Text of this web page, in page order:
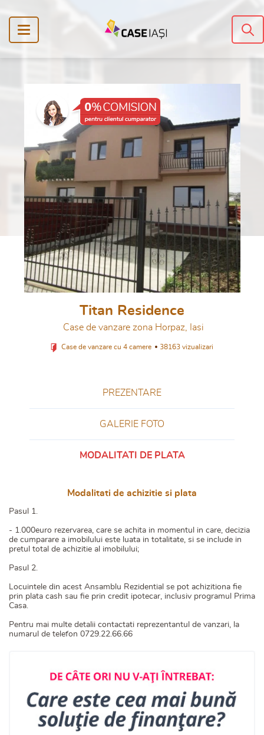
Titan Residence
Case de vanzare zona Horpaz, Iasi
Case de vanzare cu 4 camere 38163 vizualizari
PREZENTARE
GALERIE FOTO
MODALITATI DE PLATA
Modalitati de achizitie si plata
Pasul 1.
- 1.000euro rezervarea, care se achita in momentul in care, decizia
de cumparare a imobilului este luata in totalitate, si se include in
pretul total de achizitie al imobilului;
Pasul 2.
Locuintele din acest Ansamblu Rezidential se pot achizitiona fie
prin plata cash sau fie prin credit ipotecar, inclusiv programul Prima
Casa.
Pentru mai multe detalii contactati reprezentantul de vanzari, la
numarul de telefon 0729.22.66.66